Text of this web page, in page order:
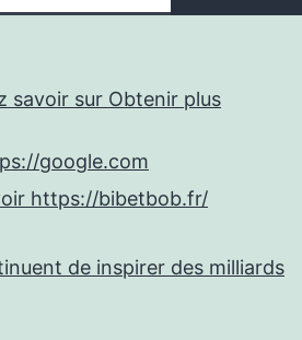
savoir sur Obtenir plus
google.com
https://bibetbob.fr/
de inspirer des milliards